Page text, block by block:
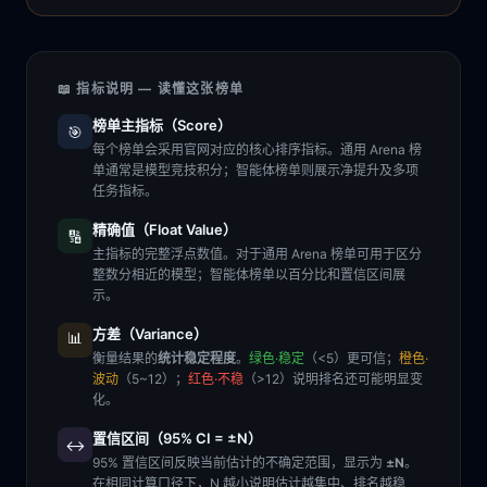
📖 指标说明 — 读懂这张榜单
🎯 榜单主指标（Score）
每个榜单会采用官网对应的核心排序指标。通用 Arena 榜
单通常是模型竞技积分；智能体榜单则展示净提升及多项
任务指标。
🔢 精确值（Float Value）
主指标的完整浮点数值。对于通用 Arena 榜单可用于区分
整数分相近的模型；智能体榜单以百分比和置信区间展
示。
📊 方差（Variance）
衡量结果的统计稳定程度。 绿色·稳定 （<5）更可信； 橙色·
波动 （5~12）； 红色·不稳 （>12）说明排名还可能明显变
化。
↔️ 置信区间（95% CI = ±N）
95% 置信区间反映当前估计的不确定范围，显示为 ±N。
在相同计算口径下，N 越小说明估计越集中、排名越稳